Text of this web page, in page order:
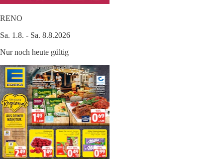
RENO
Sa. 1.8. - Sa. 8.8.2026
Nur noch heute gültig